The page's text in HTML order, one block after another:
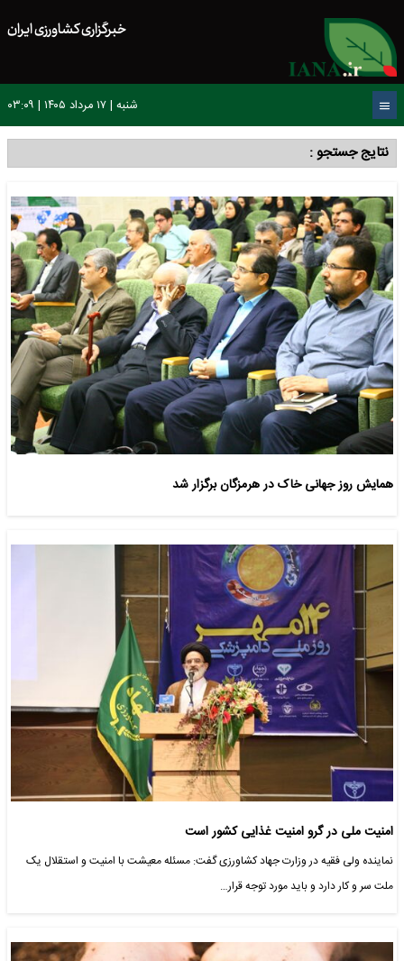
خبرگزاری کشاورزی ایران
شنبه | ۱۷ مرداد ۱۴۰۵ | ۰۳:۰۹
نتایج جستجو :
همایش روز جهانی خاک در هرمزگان برگزار شد
امنیت ملی در گرو امنیت غذایی کشور است
نماینده ولی فقیه در وزارت جهاد کشاورزی گفت: مسئله معیشت با امنیت و استقلال یک
ملت سر و کار دارد و باید مورد توجه قرار…